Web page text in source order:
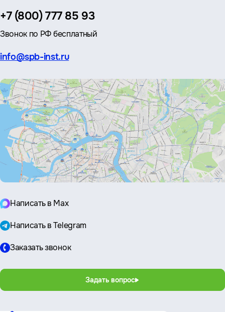
Телефон:
+7 (800) 777 85 93
Звонок по РФ бесплатный
Эл.
info@spb-inst.ru
Написать в Max
Написать в Telegram
Заказать звонок
Задать вопрос